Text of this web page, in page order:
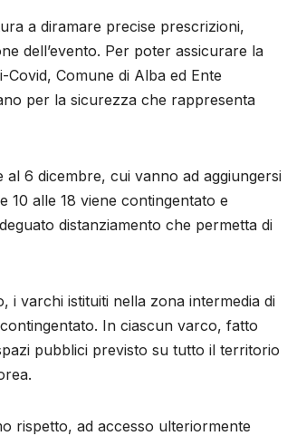
a diramare precise prescrizioni,
dell’evento. Per poter assicurare la
Comune di Alba ed Ente
per la sicurezza che rappresenta
al 6 dicembre, cui vanno ad aggiungersi
10 alle 18 viene contingentato e
distanziamento che permetta di
i varchi istituiti nella zona intermedia di
In ciascun varco, fatto
pubblici previsto su tutto il territorio
rispetto, ad accesso ulteriormente